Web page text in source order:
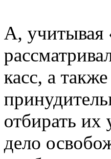
А, учитывая
касс, а
отбирать их
дело